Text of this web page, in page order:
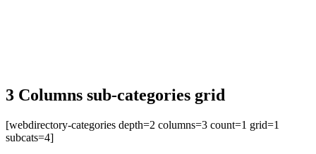
3 Columns sub-categories grid
[webdirectory-categories depth=2 columns=3 count=1 grid=1
subcats=4]